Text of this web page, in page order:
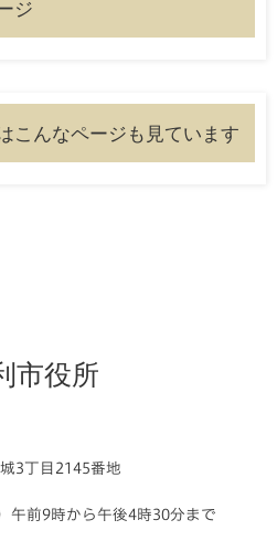
ジ
こんなページも見ています
市役所
3丁目2145番地
午前9時から午後4時30分まで